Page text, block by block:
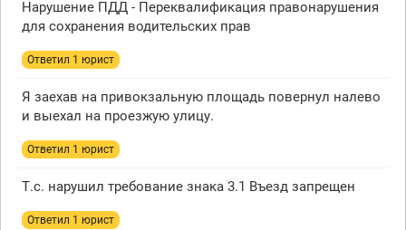
Нарушение ПДД - Переквалификация правонарушения
для сохранения водительских прав
Ответил 1 юрист
Я заехав на привокзальную площадь повернул налево
и выехал на проезжую улицу.
Ответил 1 юрист
Т.с. нарушил требование знака 3.1 Въезд запрещен
Ответил 1 юрист